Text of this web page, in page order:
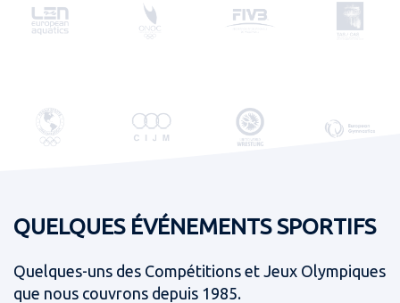
QUELQUES ÉVÉNEMENTS SPORTIFS
Quelques-uns des Compétitions et Jeux Olympiques
que nous couvrons depuis 1985.